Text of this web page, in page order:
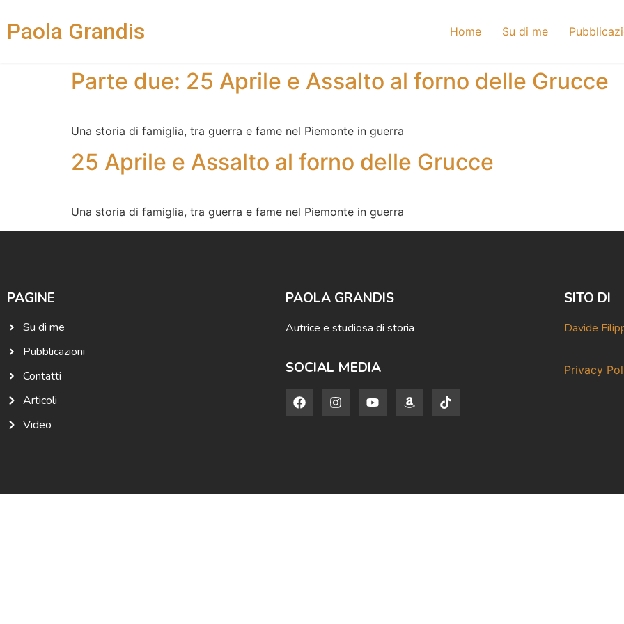
Paola Grandis Home Su di me
Parte due: 25 Aprile e Assalto al forno delle Grucce
Una storia di famiglia, tra guerra e fame nel Piemonte in guerra
25 Aprile e Assalto al forno delle Grucce
Una storia di famiglia, tra guerra e fame nel Piemonte in guerra
PAGINE
Su di me
Pubblicazioni
Contatti
Articoli
Video
PAOLA GRANDIS
Autrice e studiosa di storia
SOCIAL MEDIA
SITO DI
Davide
Privacy